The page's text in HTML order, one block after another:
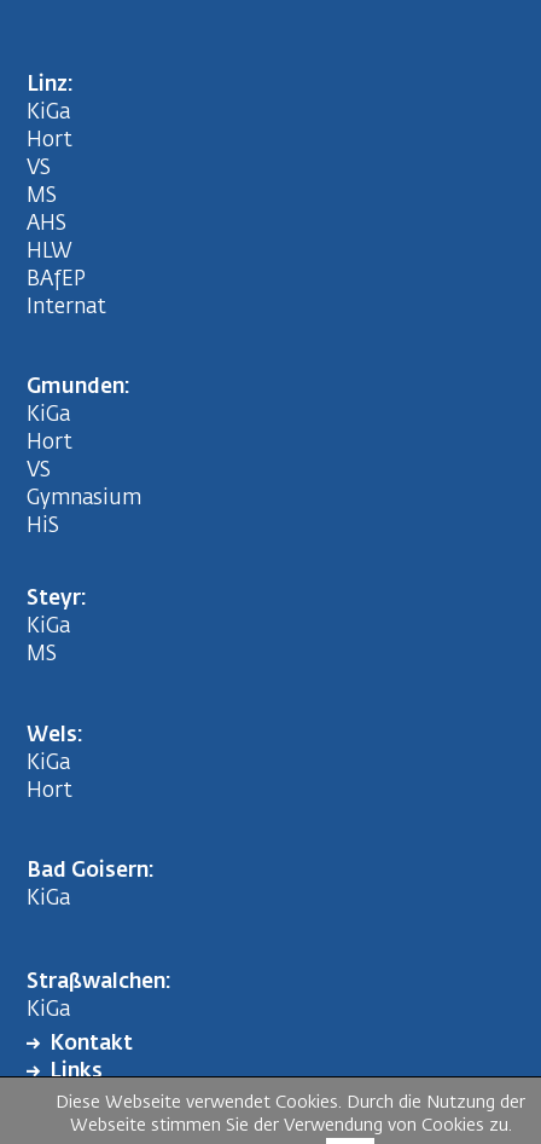
Linz:
KiGa
Hort
VS
MS
AHS
HLW
BAfEP
Internat
Gmunden:
KiGa
Hort
VS
Gymnasium
HiS
Steyr:
KiGa
MS
Wels:
KiGa
Hort
Bad Goisern:
KiGa
Straßwalchen:
KiGa
FOOTER
MENU
Kontakt
Links
Impressum
Datenschutzerklärung
Diese Webseite verwendet Cookies. Durch die Nutzung der
Webseite stimmen Sie der Verwendung von Cookies zu.